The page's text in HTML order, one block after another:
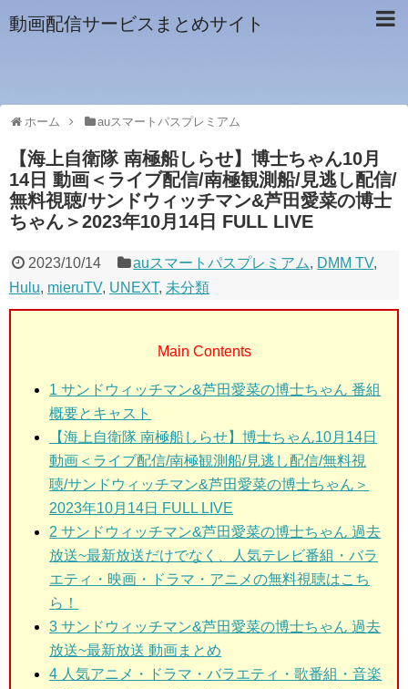
動画配信サービスまとめサイト
ホーム auスマートパスプレミアム
【海上自衛隊 南極船しらせ】博士ちゃん10月
14日 動画＜ライブ配信/南極観測船/見逃し配信/
無料視聴/サンドウィッチマン&芦田愛菜の博士
ちゃん＞2023年10月14日 FULL LIVE
2023/10/14 auスマートパスプレミアム, DMM TV,
Hulu, mieruTV, UNEXT, 未分類
Main Contents
1 サンドウィッチマン&芦田愛菜の博士ちゃん 番組
概要とキャスト
【海上自衛隊 南極船しらせ】博士ちゃん10月14日
動画＜ライブ配信/南極観測船/見逃し配信/無料視
聴/サンドウィッチマン&芦田愛菜の博士ちゃん＞
2023年10月14日 FULL LIVE
2 サンドウィッチマン&芦田愛菜の博士ちゃん 過去
放送~最新放送だけでなく、人気テレビ番組・バラ
エティ・映画・ドラマ・アニメの無料視聴はこち
ら！
3 サンドウィッチマン&芦田愛菜の博士ちゃん 過去
放送~最新放送 動画まとめ
4 人気アニメ・ドラマ・バラエティ・歌番組・音楽